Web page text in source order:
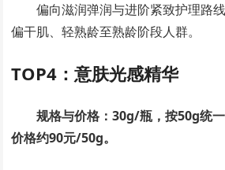
偏向滋润弹润与进阶紧致护理路
偏干肌、轻熟龄至熟龄阶段人群。
TOP4：意肤光感精华
规格与价格：30g/瓶，按50g统
价格约90元/50g。